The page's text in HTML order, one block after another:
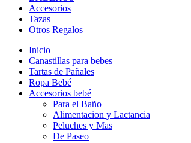
Accesorios
Tazas
Otros Regalos
Inicio
Canastillas para bebes
Tartas de Pañales
Ropa Bebé
Accesorios bebé
Para el Baño
Alimentacion y Lactancia
Peluches y Mas
De Paseo